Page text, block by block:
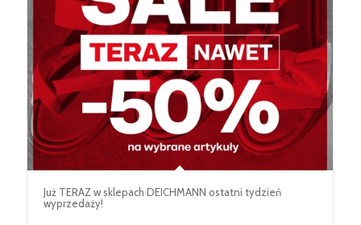
Już TERAZ w sklepach DEICHMANN ostatni tydzień
wyprzedaży!